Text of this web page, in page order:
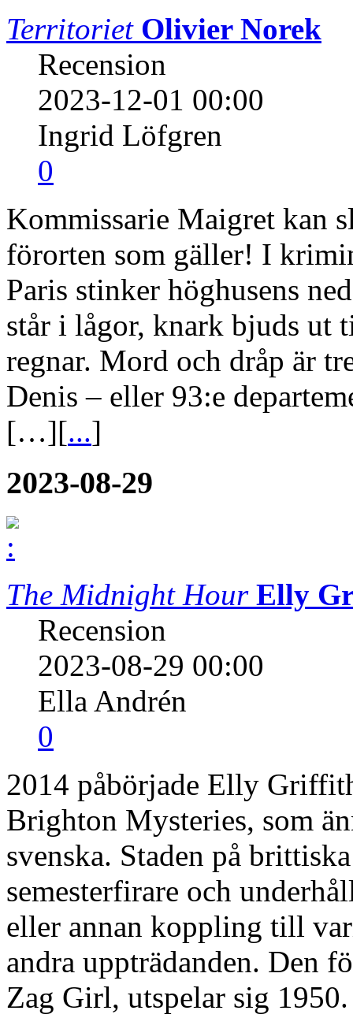
Territoriet Olivier Norek
Recension
2023-12-01 00:00
Ingrid Löfgren
0
Kommissarie Maigret kan
förorten som gäller! I
Paris stinker höghusens
står i lågor, knark bjuds
regnar. Mord och dråp är
Denis – eller 93:e
[…][...]
2023-08-29
The Midnight Hour Elly
Recension
2023-08-29 00:00
Ella Andrén
0
2014 påbörjade Elly
Brighton Mysteries, som
svenska. Staden på
semesterfirare och
eller annan koppling till
andra uppträdanden. Den
Zag Girl, utspelar sig